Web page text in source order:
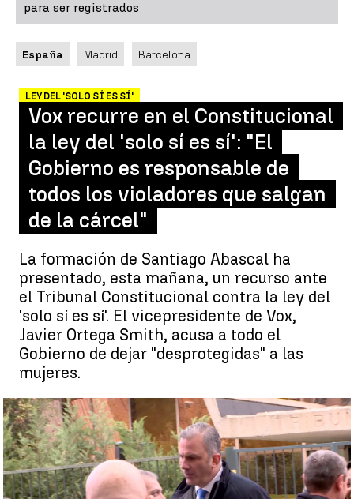
para ser registrados
España Madrid Barcelona
LEY DEL 'SOLO SÍ ES SÍ'
Vox recurre en el Constitucional
la ley del 'solo sí es sí': "El
Gobierno es responsable de
todos los violadores que salgan
de la cárcel"
La formación de Santiago Abascal ha
presentado, esta mañana, un recurso ante
el Tribunal Constitucional contra la ley del
'solo sí es sí'. El vicepresidente de Vox,
Javier Ortega Smith, acusa a todo el
Gobierno de dejar "desprotegidas" a las
mujeres.
La formación de Santiago Abascal presenta un recurso ante el
Tribunal Constitucional contra la ley del 'solo sí es sí |Vox
recurre en el Constitucional la ley del 'solo sí es sí': "El Gobierno
es responsable de todos los violadores que salgan de la cárcel"